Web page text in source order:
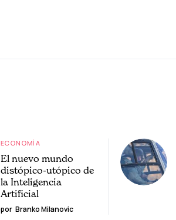
ECONOMÍA
El nuevo mundo
distópico-utópico de
la Inteligencia
Artificial
por Branko Milanovic